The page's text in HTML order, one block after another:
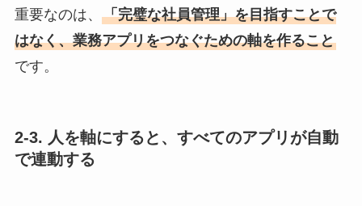
重要なのは、 「完璧な社員管理」を目指すことで
はなく、業務アプリをつなぐための軸を作ること
です。
2-3. 人を軸にすると、すべてのアプリが自動
で連動する